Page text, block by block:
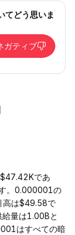
どう思いま
ガティブ
であ
。0.000001の
高は$49.58で
量は1.00Bと
はすべての暗